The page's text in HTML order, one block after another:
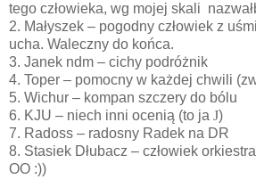
tego człowieka, wg mojej skali
2. Małyszek – pogodny człowiek z
ucha. Waleczny do końca.
3. Janek ndm – cichy podróżnik
4. Toper – pomocny w każdej chwili
5. Wichur – kompan szczery do bólu
6. KJU – niech inni ocenią (to ja J)
7. Radoss – radosny Radek na DR
8. Stasiek Dłubacz – człowiek
OO :))